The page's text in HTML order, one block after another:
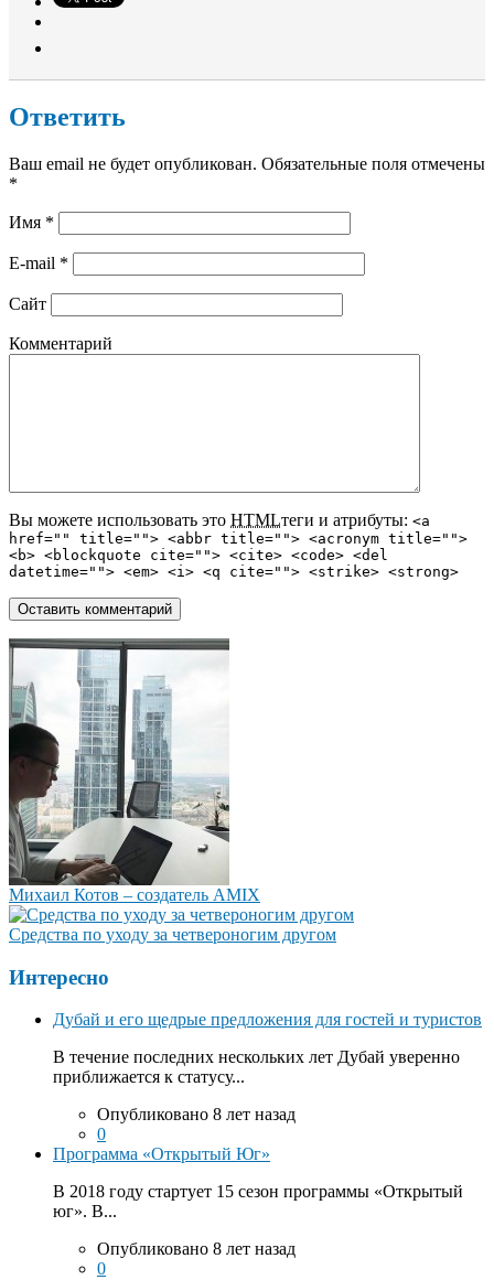
Ответить
Ваш email не будет опубликован. Обязательные поля отмечены
*
Имя *
E-mail *
Сайт
Комментарий
Вы можете использовать это HTMLтеги и атрибуты: <a
href="" title=""> <abbr title=""> <acronym title="">
<b> <blockquote cite=""> <cite> <code> <del
datetime=""> <em> <i> <q cite=""> <strike> <strong>
Михаил Котов – создатель AMIX
Средства по уходу за четвероногим другом
Интересно
Дубай и его щедрые предложения для гостей и туристов
В течение последних нескольких лет Дубай уверенно
приближается к статусу...
Опубликовано 8 лет назад
0
Программа «Открытый Юг»
В 2018 году стартует 15 сезон программы «Открытый
юг». В...
Опубликовано 8 лет назад
0